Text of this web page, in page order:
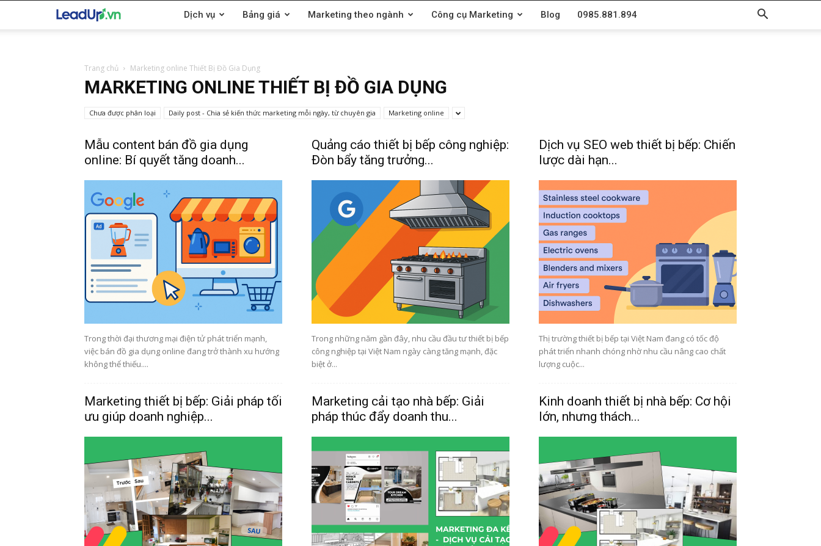
LeadUp.vn Dịch vụ Bảng giá Marketing theo ngành Công cụ Marketing Blog 0985.881.894
Trang chủ Marketing online Thiết Bị Đồ Gia Dụng
MARKETING ONLINE THIẾT BỊ ĐỒ GIA DỤNG
Chưa được phân loại Daily post - Chia sẻ kiến thức marketing mỗi ngày, từ chuyên gia Marketing online
Mẫu content bán đồ gia dụng
online: Bí quyết tăng doanh...
Trong thời đại thương mại điện tử phát triển mạnh,
việc bán đồ gia dụng online đang trở thành xu hướng
không thể thiếu....
Quảng cáo thiết bị bếp công nghiệp:
Đòn bẩy tăng trưởng...
Trong những năm gần đây, nhu cầu đầu tư thiết bị bếp
công nghiệp tại Việt Nam ngày càng tăng mạnh, đặc
biệt ở...
Dịch vụ SEO web thiết bị bếp: Chiến
lược dài hạn...
Thị trường thiết bị bếp tại Việt Nam đang có tốc độ
phát triển nhanh chóng nhờ nhu cầu nâng cao chất
lượng cuộc...
Marketing thiết bị bếp: Giải pháp tối
ưu giúp doanh nghiệp...
Marketing cải tạo nhà bếp: Giải
pháp thúc đẩy doanh thu...
Kinh doanh thiết bị nhà bếp: Cơ hội
lớn, nhưng thách...